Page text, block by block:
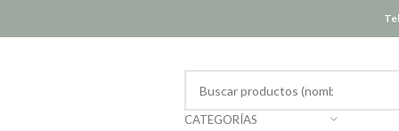
CATEGORÍAS